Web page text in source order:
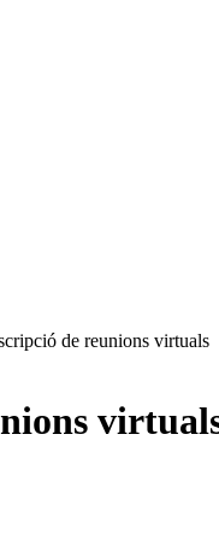
de reunions virtuals